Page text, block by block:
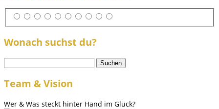
Wonach suchst du?
nach:
Team & Vision
Wer & Was steckt hinter Hand im Glück?